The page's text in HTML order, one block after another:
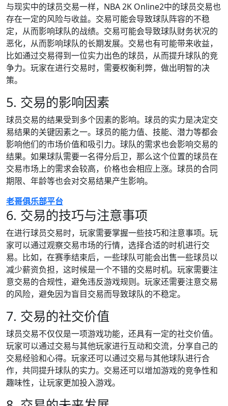
与现实中的球员交易一样，NBA 2K Online2中的球员交易也
存在一定的风险与收益。交易可能会导致球队阵容的不稳
定，从而影响球队的战绩。交易可能会导致球队财务状况的
恶化，从而影响球队的长期发展。交易也有可能带来收益，
比如通过交易得到一位实力出色的球员，从而提升球队的竞
争力。玩家在进行交易时，需要权衡利弊，做出明智的决
策。
5. 交易的影响因素
球员交易的结果受到多个因素的影响。球员的实力是决定交
易结果的关键因素之一。球员的能力值、技能、潜力等都会
影响他们的市场价值和吸引力。球队的需求也会影响交易的
结果。如果球队需要一名得分后卫，那么这个位置的球员在
交易市场上的需求会较高，价格也会相应上涨。球员的合同
期限、年龄等也会对交易结果产生影响。
老哥俱乐部平台
6. 交易的技巧与注意事项
在进行球员交易时，玩家需要掌握一些技巧和注意事项。玩
家可以通过观察交易市场的行情，选择合适的时机进行交
易。比如，在赛季结束后，一些球队可能会出售一些球员以
减少薪资负担，这时候是一个不错的交易时机。玩家需要注
意交易的合规性，避免违反游戏规则。玩家还需要注意交易
的风险，避免因为盲目交易而导致球队的不稳定。
7. 交易的社交价值
球员交易不仅仅是一项游戏功能，还具有一定的社交价值。
玩家可以通过交易与其他玩家进行互动和交流，分享自己的
交易经验和心得。玩家还可以通过交易与其他球队进行合
作，共同提升球队的实力。交易还可以增加游戏的竞争性和
趣味性，让玩家更加投入游戏。